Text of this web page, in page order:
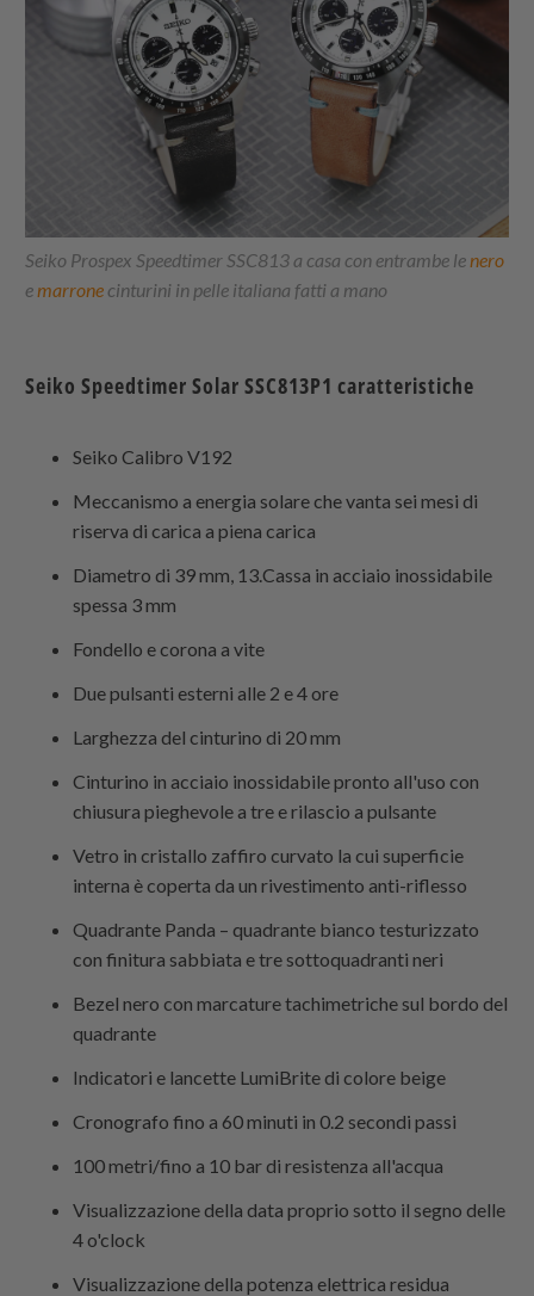
Seiko Prospex Speedtimer SSC813 a casa con entrambe lenero
emarrone cinturini in pelle italiana fatti a mano
Seiko Speedtimer Solar SSC813P1 caratteristiche
Seiko Calibro V192
Meccanismo a energia solare che vanta sei mesi di
riserva di carica a piena carica
Diametro di 39 mm, 13.Cassa in acciaio inossidabile
spessa 3 mm
Fondello e corona a vite
Due pulsanti esterni alle 2 e 4 ore
Larghezza del cinturino di 20 mm
Cinturino in acciaio inossidabile pronto all'uso con
chiusura pieghevole a tre e rilascio a pulsante
Vetro in cristallo zaffiro curvato la cui superficie
interna è coperta da un rivestimento anti-riflesso
Quadrante Panda – quadrante bianco testurizzato
con finitura sabbiata e tre sottoquadranti neri
Bezel nero con marcature tachimetriche sul bordo del
quadrante
Indicatori e lancette LumiBrite di colore beige
Cronografo fino a 60 minuti in 0.2 secondi passi
100 metri/fino a 10 bar di resistenza all'acqua
Visualizzazione della data proprio sotto il segno delle
4 o'clock
Visualizzazione della potenza elettrica residua